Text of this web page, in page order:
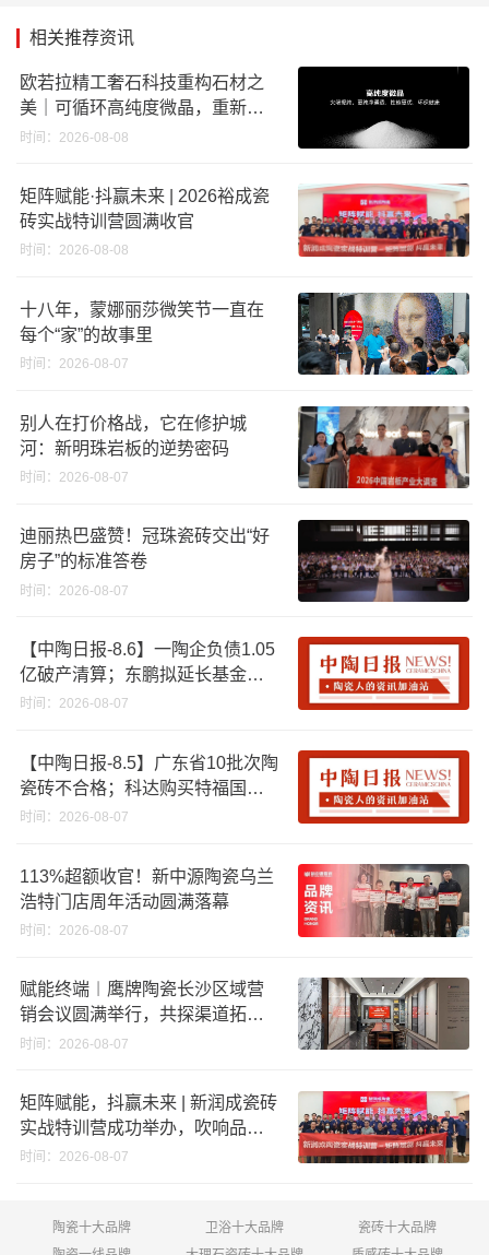
相关推荐资讯
欧若拉精工奢石科技重构石材之
美｜可循环高纯度微晶，重新定
义高端奢石原料
时间：2026-08-08
矩阵赋能·抖赢未来 | 2026裕成瓷
砖实战特训营圆满收官
时间：2026-08-08
十八年，蒙娜丽莎微笑节一直在
每个“家”的故事里
时间：2026-08-07
别人在打价格战，它在修护城
河：新明珠岩板的逆势密码
时间：2026-08-07
迪丽热巴盛赞！冠珠瓷砖交出“好
房子”的标准答卷
时间：2026-08-07
【中陶日报-8.6】一陶企负债1.05
亿破产清算；东鹏拟延长基金投
资期限；工信部开展建陶行业能
时间：2026-08-07
【中陶日报-8.5】广东省10批次陶
瓷砖不合格；科达购买特福国际
股份申请未通过；蒙娜丽莎5千万
破18亿元
时间：2026-08-07
113%超额收官！新中源陶瓷乌兰
浩特门店周年活动圆满落幕
时间：2026-08-07
赋能终端︱鹰牌陶瓷长沙区域营
销会议圆满举行，共探渠道拓展
与门店升级新路径
时间：2026-08-07
矩阵赋能，抖赢未来 | 新润成瓷砖
实战特训营成功举办，吹响品牌
秋季营销冲锋号！
时间：2026-08-07
陶瓷十大品牌 卫浴十大品牌
瓷砖十大品牌